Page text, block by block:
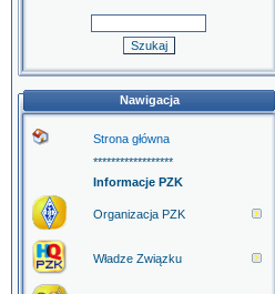
Nawigacja
Strona główna
******************
Informacje PZK
Organizacja PZK
Władze Związku